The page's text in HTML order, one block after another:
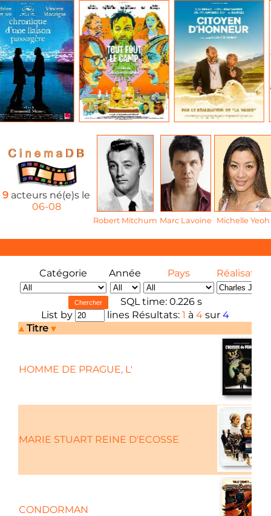
9 acteurs né(e)s le
06-08
Robert Mitchum Marc Lavoine Michelle Yeoh
Catégorie Année Pays Réalisateur
SQL time: 0.226 s
List by
lines Résultats: 1 à 4sur 4
Titre
HOMME DE PRAGUE, L'
MARIE STUART REINE D'ECOSSE
CONDORMAN